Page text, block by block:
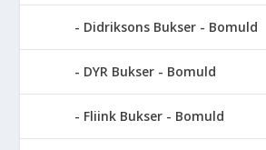
Didriksons Bukser - Bomuld
DYR Bukser - Bomuld
Fliink Bukser - Bomuld